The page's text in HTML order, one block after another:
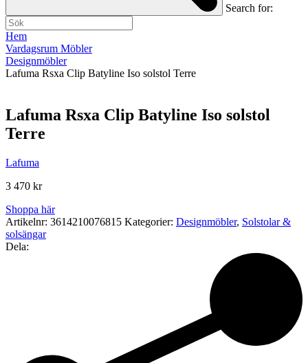
Search for:
Hem
Vardagsrum Möbler
Designmöbler
Lafuma Rsxa Clip Batyline Iso solstol Terre
Lafuma Rsxa Clip Batyline Iso solstol
Terre
Lafuma
3 470 kr
Shoppa här
Artikelnr: 3614210076815 Kategorier: Designmöbler, Solstolar &
solsängar
Dela: